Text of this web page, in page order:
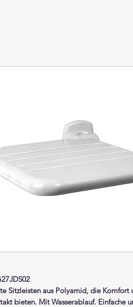
Sitzleisten aus Polyamid, die Komfort
bieten. Mit Wasserablauf. Einfache